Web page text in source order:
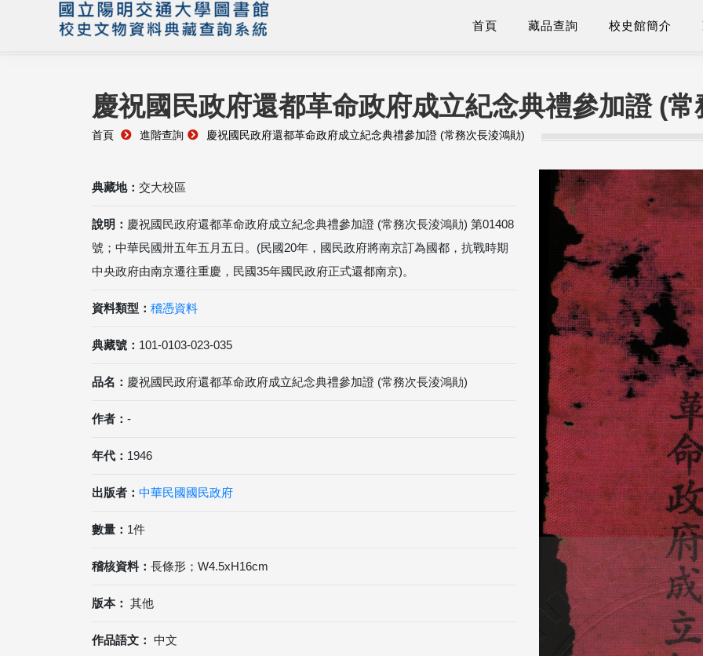
首頁 藏品查詢 校史館簡介
慶祝國民政府還都革命政府成立紀念典禮參加證 (
首頁 進階查詢 慶祝國民政府還都革命政府成立紀念典禮參加證 (常務次長淩鴻勛)
典藏地： 交大校區
說明： 慶祝國民政府還都革命政府成立紀念典禮參加證 (常務次長淩鴻勛) 第01408
號；中華民國卅五年五月五日。(民國20年，國民政府將南京訂為國都，抗戰時期
中央政府由南京遷往重慶，民國35年國民政府正式還都南京)。
資料類型： 稽憑資料
典藏號： 101-0103-023-035
品名： 慶祝國民政府還都革命政府成立紀念典禮參加證 (常務次長淩鴻勛)
作者： -
年代： 1946
出版者： 中華民國國民政府
數量： 1件
稽核資料： 長條形；W4.5xH16cm
版本： 其他
作品語文： 中文